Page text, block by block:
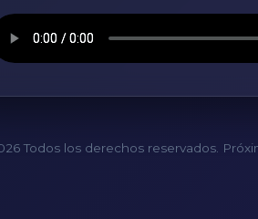
Todos los derechos reservados.